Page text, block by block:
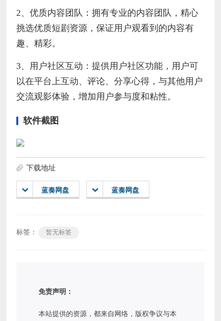
2、优质内容团队：拥有专业的内容团队，精心
挑选优质短剧资源，保证用户观看到的内容有
趣、精彩。
3、用户社区互动：提供用户社区功能，用户可
以在平台上互动、评论、分享心得，与其他用户
交流观影体验，增加用户参与度和粘性。
软件截图
下载地址
蓝奏网盘 蓝奏网盘
标签： 暂无标签
免责声明：
本站提供的资源，都来自网络，版权争议与本